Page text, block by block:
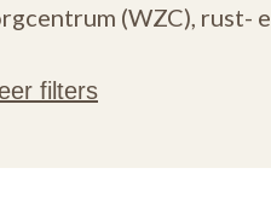
(WZC),
filters